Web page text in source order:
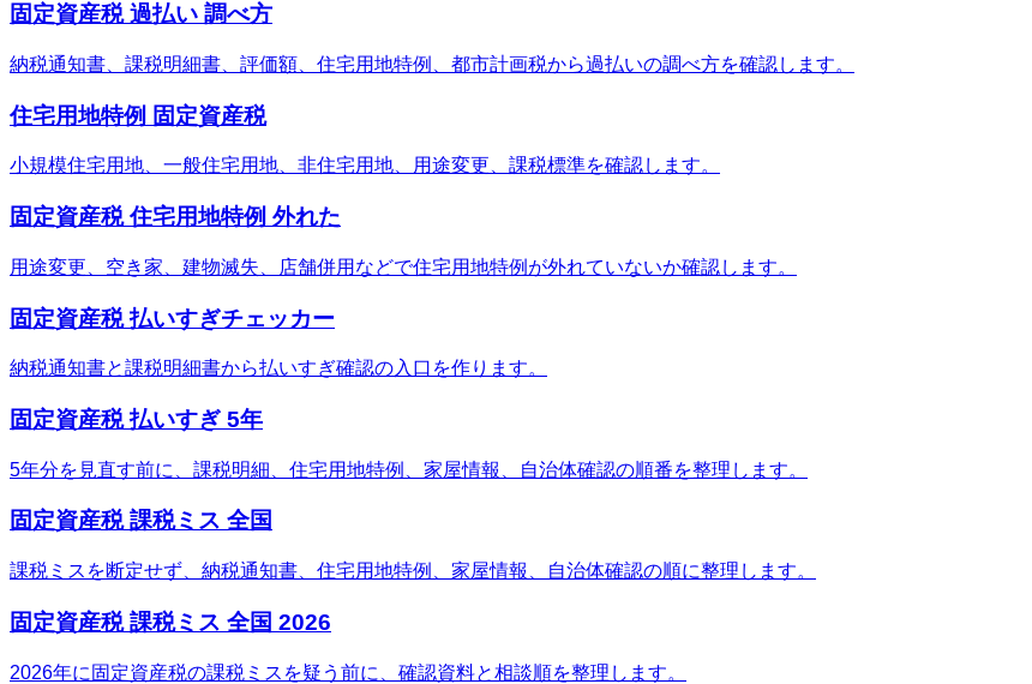
固定資産税 過払い 調べ方
納税通知書、課税明細書、評価額、住宅用地特例、都市計画税から過払いの調べ方を確認します。
住宅用地特例 固定資産税
小規模住宅用地、一般住宅用地、非住宅用地、用途変更、課税標準を確認します。
固定資産税 住宅用地特例 外れた
用途変更、空き家、建物滅失、店舗併用などで住宅用地特例が外れていないか確認します。
固定資産税 払いすぎチェッカー
納税通知書と課税明細書から払いすぎ確認の入口を作ります。
固定資産税 払いすぎ 5年
5年分を見直す前に、課税明細、住宅用地特例、家屋情報、自治体確認の順番を整理します。
固定資産税 課税ミス 全国
課税ミスを断定せず、納税通知書、住宅用地特例、家屋情報、自治体確認の順に整理します。
固定資産税 課税ミス 全国 2026
2026年に固定資産税の課税ミスを疑う前に、確認資料と相談順を整理します。